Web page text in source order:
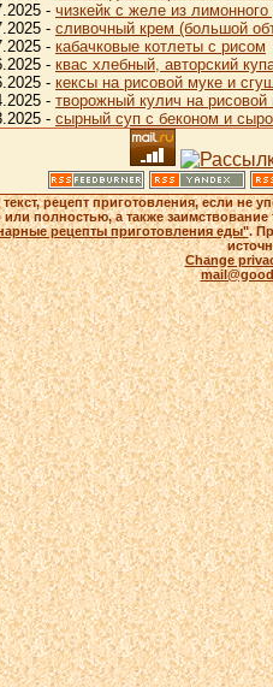
- чизкейк с желе из
- сливочный крем (большой
- кабачковые котлеты с рисом
- квас хлебный, авторский
- кексы на рисовой муке и
- творожный кулич на
- сырный суп с беконом и
рецепт приготовления, если не
полностью, а также
рецепты приготовления еды".
Change